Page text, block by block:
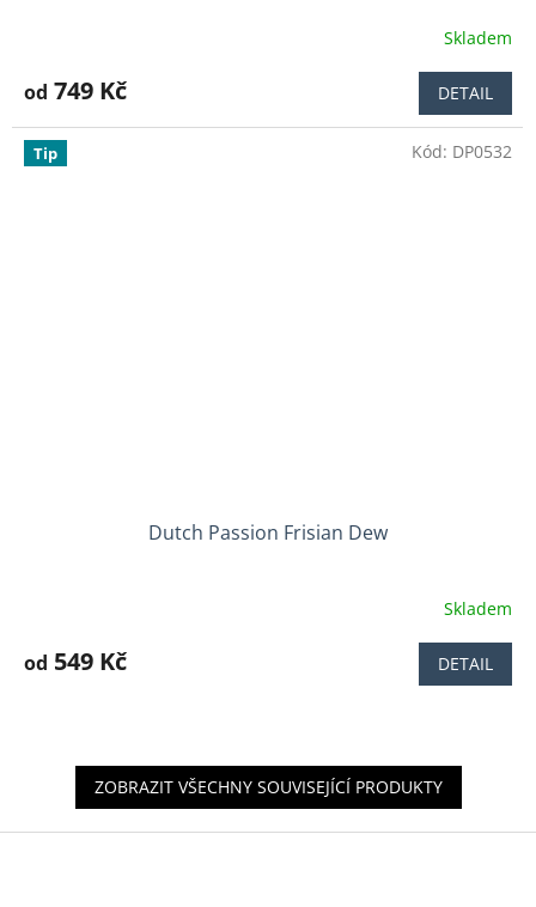
produktu
4,6
Skladem
od 749 Kč DETAIL
Tip
Dutch Passion Frisian Dew
produktu
hvězdiček.
Skladem
od 549 Kč DETAIL
Kód: DP0532
ZOBRAZIT VŠECHNY SOUVISEJÍCÍ PRODUKTY
Z